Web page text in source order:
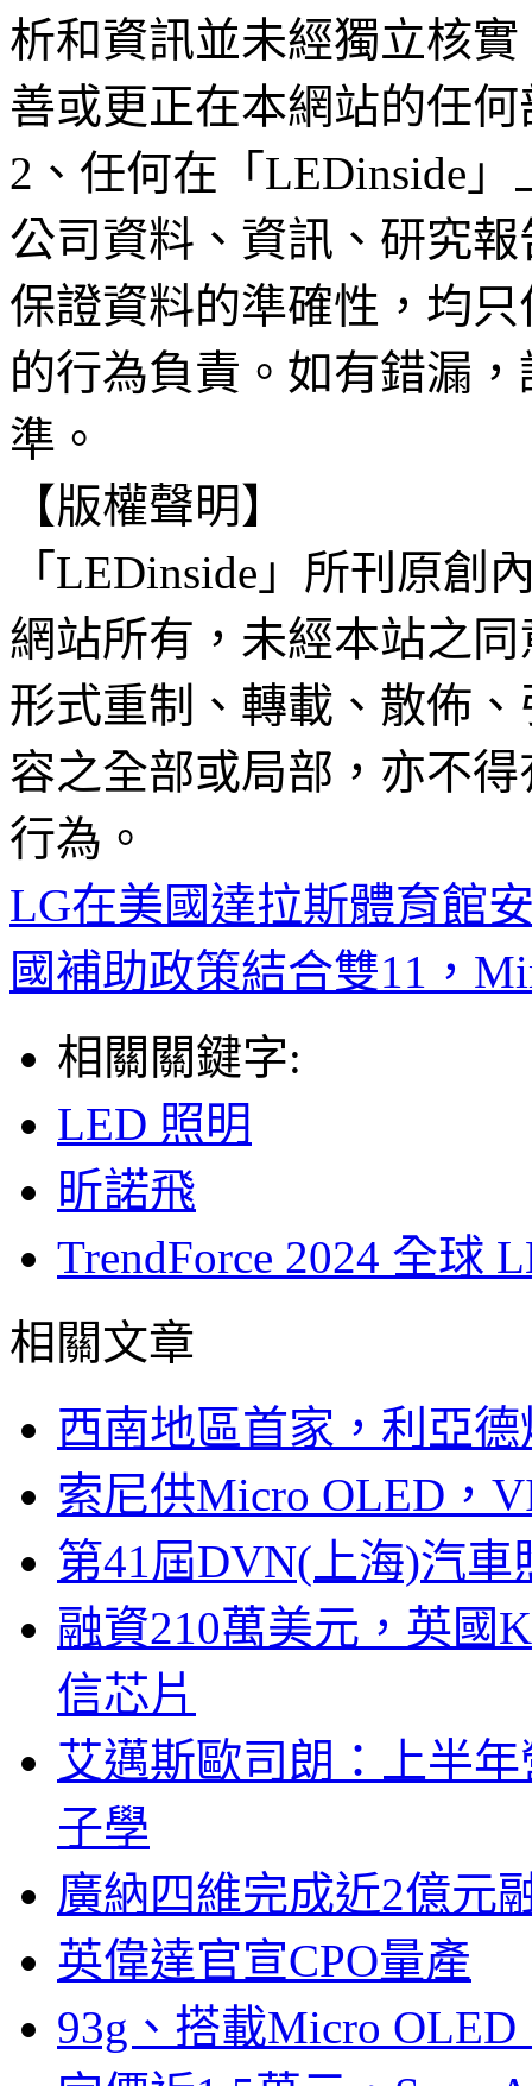
析和資訊並未經獨立核
善或更正在本網站的任
2、任何在「LEDinside
公司資料、資訊、研究
保證資料的準確性，均
的行為負責。如有錯漏
準。
【版權聲明】
「LEDinside」所刊原創
網站所有，未經本站之
形式重制、轉載、散佈
容之全部或局部，亦不
行為。
LG在美國達拉斯體育館
國補助政策結合雙11，
相關關鍵字:
LED 照明
昕諾飛
TrendForce 2024 全球
相關文章
西南地區首家，利亞
索尼供Micro OLED，
第41屆DVN(上海)汽
融資210萬美元，英國
信芯片
艾邁斯歐司朗：上半
子學
廣納四維完成近2億元
英偉達官宣CPO量產
93g、搭載Micro